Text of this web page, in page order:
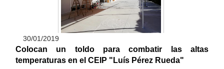
30/01/2019
Colocan un toldo para combatir las altas
temperaturas en el CEIP "Luís Pérez Rueda"